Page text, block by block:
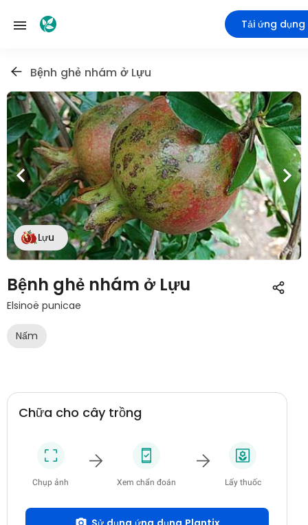
Tải ứng dụng
Bệnh ghẻ nhám ở Lựu
Lựu
Bệnh ghẻ nhám ở Lựu
Elsinoë punicae
Nấm
Chữa cho cây trồng
Chụp ảnh Xem chẩn đoán Lấy thuốc